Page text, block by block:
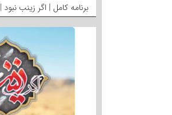
برنامه کامل | اگر زینب نبود | ۱۴۰۵.۵.۱۴| اربعین ۱۴۰۵